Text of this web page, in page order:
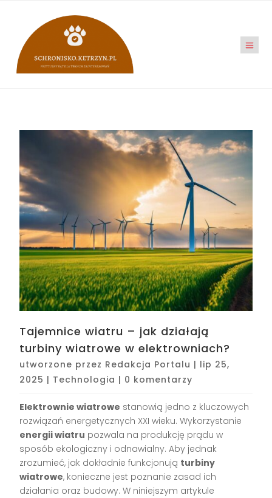
Tajemnice wiatru – jak działają
turbiny wiatrowe w elektrowniach?
utworzone przez Redakcja Portalu | lip 25,
2025 | Technologia | 0 komentarzy
Elektrownie wiatrowe stanowią jedno z kluczowych
rozwiązań energetycznych XXI wieku. Wykorzystanie
energii wiatru pozwala na produkcję prądu w
sposób ekologiczny i odnawialny. Aby jednak
zrozumieć, jak dokładnie funkcjonują turbiny
wiatrowe, konieczne jest poznanie zasad ich
działania oraz budowy. W niniejszym artykule